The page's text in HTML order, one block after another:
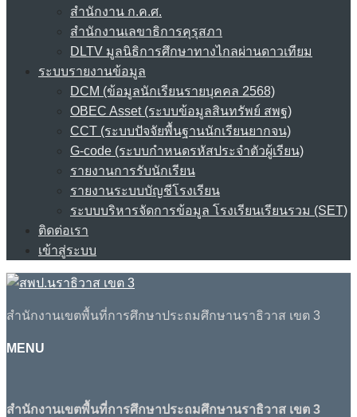
สำนักงาน ก.ค.ศ.
สำนักงานเลขาธิการคุรุสภา
DLTV มูลนิธิการศึกษาทางไกลผ่านดาวเทียม
ระบบรายงานข้อมูล
DCM (ข้อมูลนักเรียนรายบุคคล 2568)
OBEC Asset (ระบบข้อมูลสินทรัพย์ สพฐ)
CCT (ระบบปัจจัยพื้นฐานนักเรียนยากจน)
G-code (ระบบกำหนดรหัสประจำตัวผู้เรียน)
รายงานการรับนักเรียน
รายงานระบบบัญชีโรงเรียน
ระบบบริหารจัดการข้อมูล โรงเรียนเรียนรวม (SET)
ติดต่อเรา
เข้าสู่ระบบ
สำนักงานเขตพื้นที่การศึกษาประถมศึกษานราธิวาส เขต 3
MENU
สำนักงานเขตพื้นที่การศึกษาประถมศึกษานราธิวาส เขต 3